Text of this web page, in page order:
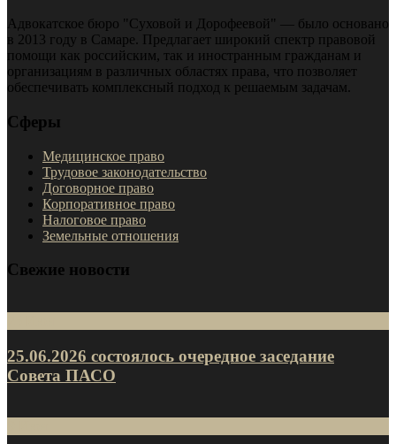
Адвокатское бюро "Суховой и Дорофеевой" — было основано
в 2013 году в Самаре. Предлагает широкий спектр правовой
помощи как российским, так и иностранным гражданам и
организациям в различных областях права, что позволяет
обеспечивать комплексный подход к решаемым задачам.
Сферы
Медицинское право
Трудовое законодательство
Договорное право
Корпоративное право
Налоговое право
Земельные отношения
Свежие новости
25.06.2026 состоялось очередное заседание
Совета ПАСО